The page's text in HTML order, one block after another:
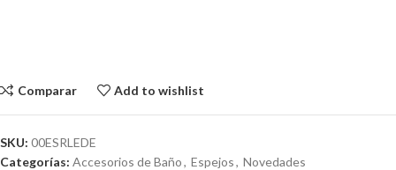
Comparar Add to wishlist
SKU: 00ESRLEDE
Categorías: Accesorios de Baño, Espejos, Novedades